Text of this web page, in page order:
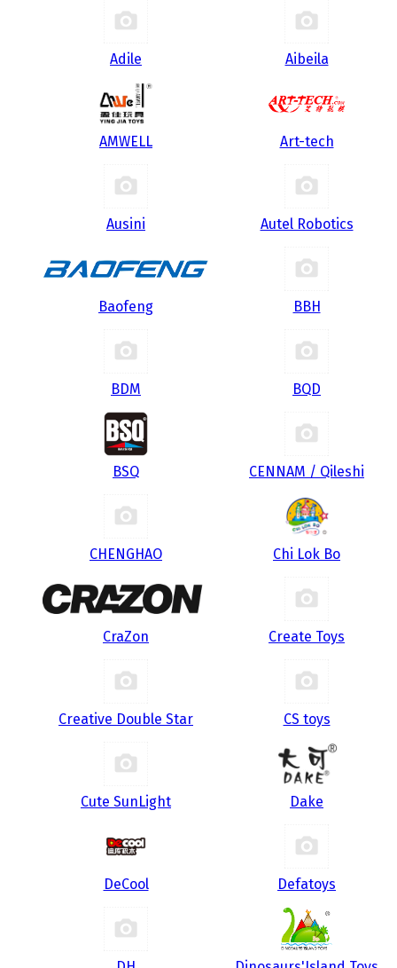
Adile Aibeila
AMWELL Art-tech
Ausini Autel Robotics
Baofeng BBH
BDM BQD
BSQ CENNAM / Qileshi
CHENGHAO Chi Lok Bo
CraZon Create Toys
Creative Double Star CS toys
Cute SunLight Dake
DeCool Defatoys